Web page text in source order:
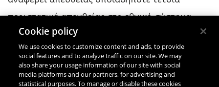
περιστατικά απευθείας στο εθνικό σύστημα
αναφοράς.
Όροι χρήσης
Cookie policy
We use cookies to customize content and ads, to provide
social features and to analyze traffic on our site. We may
also share your usage information of our site with social
media platforms and our partners, for advertising and
statistical purposes. To manage or disable these cookies